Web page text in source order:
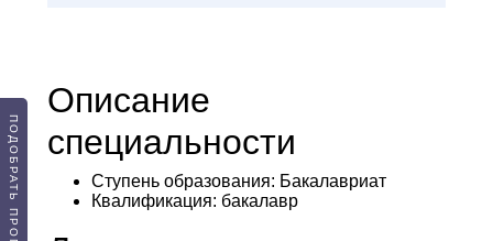
История изобразительного искусства
Творческое испытание: 60 баллов
Описание
специальности
Ступень образования: Бакалавриат
Квалификация: бакалавр
ПОДОБРАТЬ ПРОГРАММУ